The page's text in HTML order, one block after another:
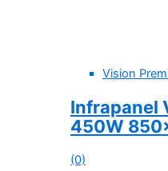
Vision
Infrapanel
450W
(0)